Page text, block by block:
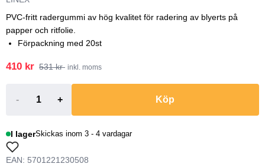
PVC-fritt radergummi av hög kvalitet för radering av blyerts på
papper och ritfolie.
Förpackning med 20st
410 kr 531 kr inkl. moms
- + Köp
I lagerSkickas inom 3 - 4 vardagar
EAN: 5701221230508